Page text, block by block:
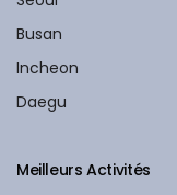
Busan
Incheon
Daegu
Meilleurs Activités